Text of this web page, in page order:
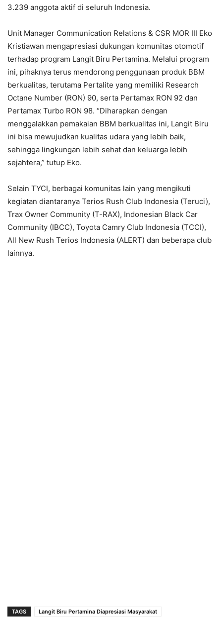
3.239 anggota aktif di seluruh Indonesia.
Unit Manager Communication Relations & CSR MOR III Eko
Kristiawan mengapresiasi dukungan komunitas otomotif
terhadap program Langit Biru Pertamina. Melalui program
ini, pihaknya terus mendorong penggunaan produk BBM
berkualitas, terutama Pertalite yang memiliki Research
Octane Number (RON) 90, serta Pertamax RON 92 dan
Pertamax Turbo RON 98. “Diharapkan dengan
menggalakkan pemakaian BBM berkualitas ini, Langit Biru
ini bisa mewujudkan kualitas udara yang lebih baik,
sehingga lingkungan lebih sehat dan keluarga lebih
sejahtera,” tutup Eko.
Selain TYCI, berbagai komunitas lain yang mengikuti
kegiatan diantaranya Terios Rush Club Indonesia (Teruci),
Trax Owner Community (T-RAX), Indonesian Black Car
Community (IBCC), Toyota Camry Club Indonesia (TCCI),
All New Rush Terios Indonesia (ALERT) dan beberapa club
lainnya.
TAGS Langit Biru Pertamina Diapresiasi Masyarakat